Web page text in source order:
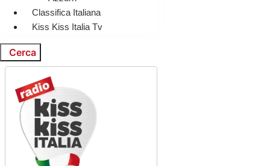
Classifica Italiana
Kiss Kiss Italia Tv
Cerca